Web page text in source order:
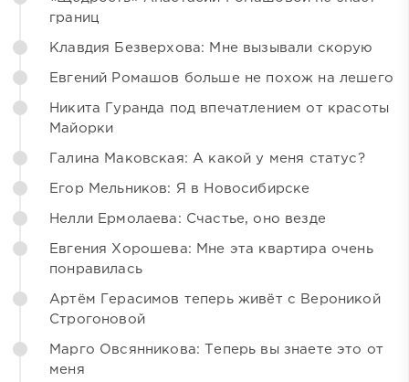
границ
Клавдия Безверхова: Мне вызывали скорую
Евгений Ромашов больше не похож на лешего
Никита Гуранда под впечатлением от красоты
Майорки
Галина Маковская: А какой у меня статус?
Егор Мельников: Я в Новосибирске
Нелли Ермолаева: Счастье, оно везде
Евгения Хорошева: Мне эта квартира очень
понравилась
Артём Герасимов теперь живёт с Вероникой
Строгоновой
Марго Овсянникова: Теперь вы знаете это от
меня